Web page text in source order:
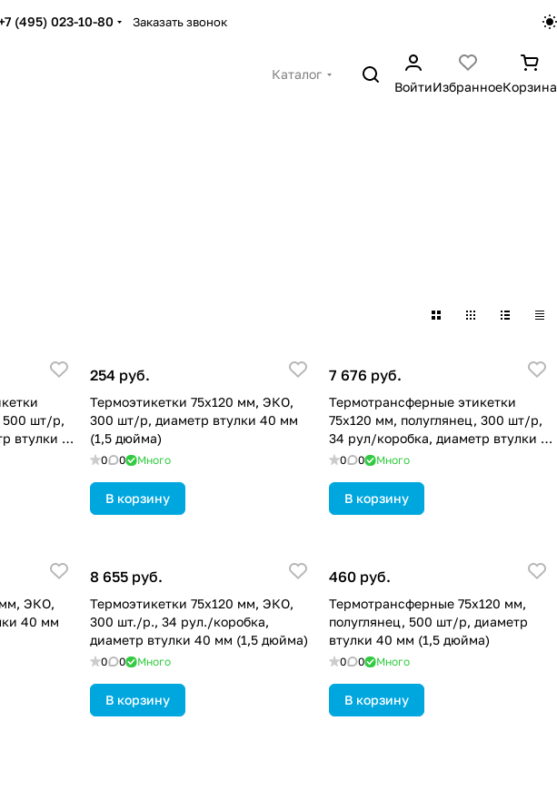
(495) 023-10-80 Заказать звонок
Каталог
ВойтиИзбранноеКорзина
500 шт/р,
втулки 40
254 руб.
Термоэтикетки 75х120 мм, ЭКО,
300 шт/р, диаметр втулки 40 мм
(1,5 дюйма)
0 0 Много
В корзину
7 676 руб.
Термотрансферные этикетки
75х120 мм, полуглянец, 300 шт/р,
34 рул/коробка, диаметр втулки 40
мм (1,5 дюйма)
0 0 Много
В корзину
мм, ЭКО,
40 мм
8 655 руб.
Термоэтикетки 75х120 мм, ЭКО,
300 шт./р., 34 рул./коробка,
диаметр втулки 40 мм (1,5 дюйма)
0 0 Много
В корзину
460 руб.
Термотрансферные 75х120 мм,
полуглянец, 500 шт/р, диаметр
втулки 40 мм (1,5 дюйма)
0 0 Много
В корзину